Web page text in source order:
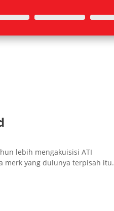
lebih mengakuisisi ATI
merk yang dulunya terpisah itu.